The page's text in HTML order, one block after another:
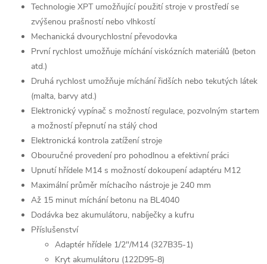
Technologie XPT umožňující použití stroje v prostředí se
zvýšenou prašností nebo vlhkostí
Mechanická dvourychlostní převodovka
První rychlost umožňuje míchání viskózních materiálů (beton
atd.)
Druhá rychlost umožňuje míchání řidších nebo tekutých látek
(malta, barvy atd.)
Elektronický vypínač s možností regulace, pozvolným startem
a možností přepnutí na stálý chod
Elektronická kontrola zatížení stroje
Obouručné provedení pro pohodlnou a efektivní práci
Upnutí hřídele M14 s možností dokoupení adaptéru M12
Maximální průměr míchacího nástroje je 240 mm
Až 15 minut míchání betonu na BL4040
Dodávka bez akumulátoru, nabíječky a kufru
Příslušenství
Adaptér hřídele 1/2"/M14 (327B35-1)
Kryt akumulátoru (122D95-8)